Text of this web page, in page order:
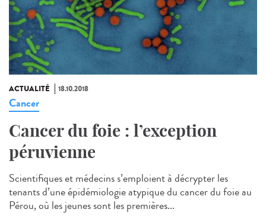
ACTUALITÉ 18.10.2018
Cancer
Cancer du foie : l’exception
péruvienne
Scientifiques et médecins s’emploient à décrypter les
tenants d’une épidémiologie atypique du cancer du foie au
Pérou, où les jeunes sont les premières...